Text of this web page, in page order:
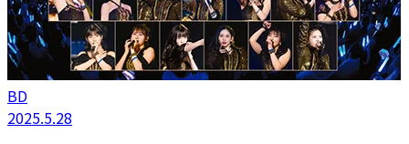
BD
2025.5.28